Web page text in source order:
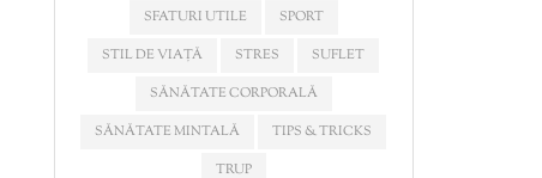
SFATURI UTILE
SPORT
STIL DE VIAȚĂ
STRES
SUFLET
SĂNĂTATE CORPORALĂ
SĂNĂTATE MINTALĂ
TIPS & TRICKS
TRUP